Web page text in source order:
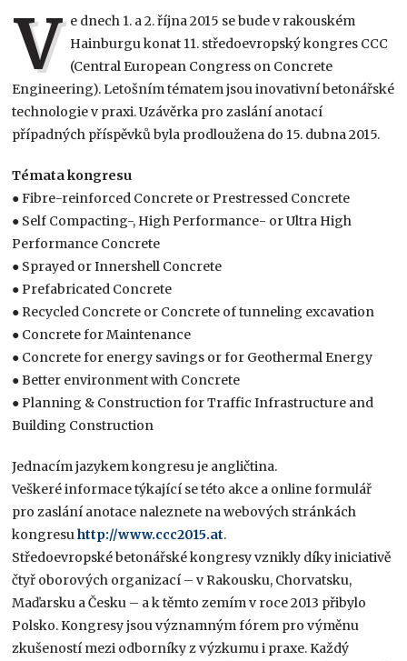
V e dnech 1. a 2. října 2015 se bude v rakouském
Hainburgu konat 11. středoevropský kongres CCC
(Central European Congress on Concrete
Engineering). Letošním tématem jsou inovativní betonářské
technologie v praxi. Uzávěrka pro zaslání anotací
případných příspěvků byla prodloužena do 15. dubna 2015.
Témata kongresu
● Fibre-reinforced Concrete or Prestressed Concrete
● Self Compacting-, High Performance- or Ultra High
Performance Concrete
● Sprayed or Innershell Concrete
● Prefabricated Concrete
● Recycled Concrete or Concrete of tunneling excavation
● Concrete for Maintenance
● Concrete for energy savings or for Geothermal Energy
● Better environment with Concrete
● Planning & Construction for Traffic Infrastructure and
Building Construction
Jednacím jazykem kongresu je angličtina.
Veškeré informace týkající se této akce a online formulář
pro zaslání anotace naleznete na webových stránkách
kongresuhttp://www.ccc2015.at.
Středoevropské betonářské kongresy vznikly díky iniciativě
čtyř oborových organizací – v Rakousku, Chorvatsku,
Maďarsku a Česku – a k těmto zemím v roce 2013 přibylo
Polsko. Kongresy jsou významným fórem pro výměnu
zkušeností mezi odborníky z výzkumu i praxe. Každý